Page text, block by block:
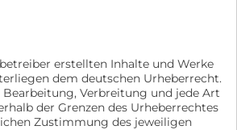
erstellten Inhalte und Werke
dem deutschen Urheberrecht.
Verbreitung und jede Art
der Grenzen des Urheberrechtes
Zustimmung des jeweiligen